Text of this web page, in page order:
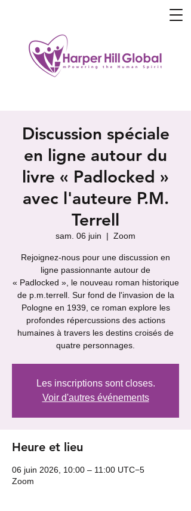
Discussion spéciale
en ligne autour du
livre « Padlocked »
avec l'auteure P.M.
Terrell
sam. 06 juin
  |
Zoom
Rejoignez-nous pour une discussion en
ligne passionnante autour de
« Padlocked », le nouveau roman historique
de p.m.terrell. Sur fond de l'invasion de la
Pologne en 1939, ce roman explore les
profondes répercussions des actions
humaines à travers les destins croisés de
quatre personnages.
Les inscriptions sont closes.
Voir d'autres événements
Heure et lieu
06 juin 2026, 10:00 – 11:00 UTC−5
Zoom